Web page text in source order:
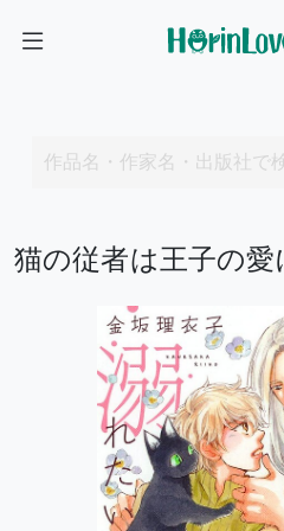
猫の従者は王子の愛